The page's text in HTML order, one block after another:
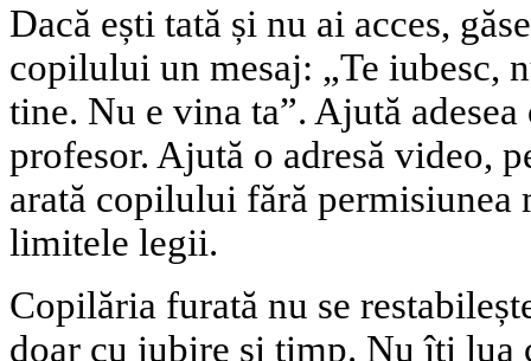
Dacă ești tată și nu ai acces,
copilului un mesaj: „Te iubesc,
tine. Nu e vina ta”. Ajută
profesor. Ajută o adresă video,
arată copilului fără
limitele legii.
Copilăria furată nu se
doar cu iubire și timp. Nu îți lua